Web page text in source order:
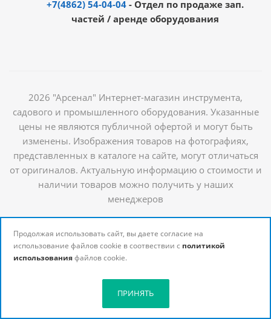
+7(4862) 54-04-04 - Отдел по продаже зап.
частей / аренде оборудования
2026 "Арсенал" Интернет-магазин инструмента,
садового и промышленного оборудования. Указанные
цены не являются публичной офертой и могут быть
изменены. Изображения товаров на фотографиях,
представленных в каталоге на сайте, могут отличаться
от оригиналов. Актуальную информацию о стоимости и
наличии товаров можно получить у наших
менеджеров
Продолжая использовать сайт, вы даете согласие на
использование файлов cookie в соотвествии с политикой
использованияфайлов cookie.
ПРИНЯТЬ